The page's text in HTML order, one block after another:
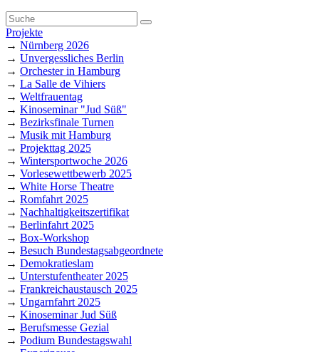
Projekte
→ Nürnberg 2026
→ Unvergessliches Berlin
→ Orchester in Hamburg
→ La Salle de Vihiers
→ Weltfrauentag
→ Kinoseminar "Jud Süß"
→ Bezirksfinale Turnen
→ Musik mit Hamburg
→ Projekttag 2025
→ Wintersportwoche 2026
→ Vorlesewettbewerb 2025
→ White Horse Theatre
→ Romfahrt 2025
→ Nachhaltigkeitszertifikat
→ Berlinfahrt 2025
→ Box-Workshop
→ Besuch Bundestagsabgeordnete
→ Demokratieslam
→ Unterstufentheater 2025
→ Frankreichaustausch 2025
→ Ungarnfahrt 2025
→ Kinoseminar Jud Süß
→ Berufsmesse Gezial
→ Podium Bundestagswahl